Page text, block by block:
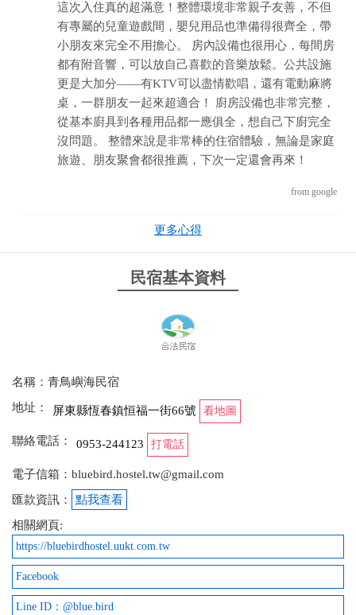
這次入住真的超滿意！整體環境非常親子友善，不但
有專屬的兒童遊戲間，嬰兒用品也準備得很齊全，帶
小朋友來完全不用擔心。 房內設備也很用心，每間房
都有附音響，可以放自己喜歡的音樂放鬆。公共設施
更是大加分——有KTV可以盡情歡唱，還有電動麻將
桌，一群朋友一起來超適合！ 廚房設備也非常完整，
從基本廚具到各種用品都一應俱全，想自己下廚完全
沒問題。 整體來說是非常棒的住宿體驗，無論是家庭
旅遊、朋友聚會都很推薦，下次一定還會再來！
from google
管家漂亮阿姨人超級好！彷彿回到自己家一樣 整棟隔
音超好 各種娛樂設施都很棒
管家很熱情，讓人心情很好，房間和裝潢高級，整棟
設有KTV、小泳池、廚房、烤肉架、電動麻將桌、洗
衣機等，設備一應俱全，適合大家一起來放鬆。
走路500公尺可以到全聯，需要冰塊可以到「茶的魔
手」，唱歌唱到三點，保全鎖安全性高，免治馬桶，
零食供應，洗滌設備、洗衣服設備充足，管家服務周
到。
更多心得
民宿基本資料
名稱：青鳥嶼海民宿
地址：
屏東縣恆春鎮恒福一街66號 看地圖
聯絡電話： 0953-244123 打電話
電子信箱：bluebird.hostel.tw@gmail.com
匯款資訊：
點我查看
相關網頁:
https://bluebirdhostel.uukt.com.tw
Facebook
Line ID：@blue.bird